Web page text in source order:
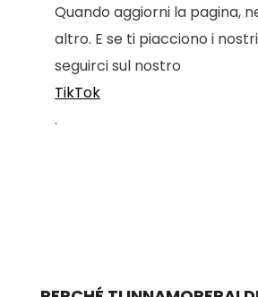
Quando aggiorni la pagina,
altro. E se ti piacciono i
seguirci sul nostro
TikTok
.